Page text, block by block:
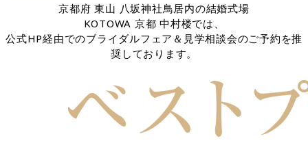
京都府 東山 八坂神社鳥居内の結婚式場
KOTOWA 京都 中村楼では、
公式HP経由でのブライダルフェア＆見学相談会のご予約を推
奨しております。